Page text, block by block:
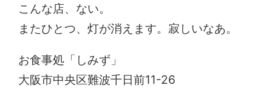
こんな店、ない。
またひとつ、灯が消えます。寂しいなあ。
お食事処「しみず」
大阪市中央区難波千日前11-26